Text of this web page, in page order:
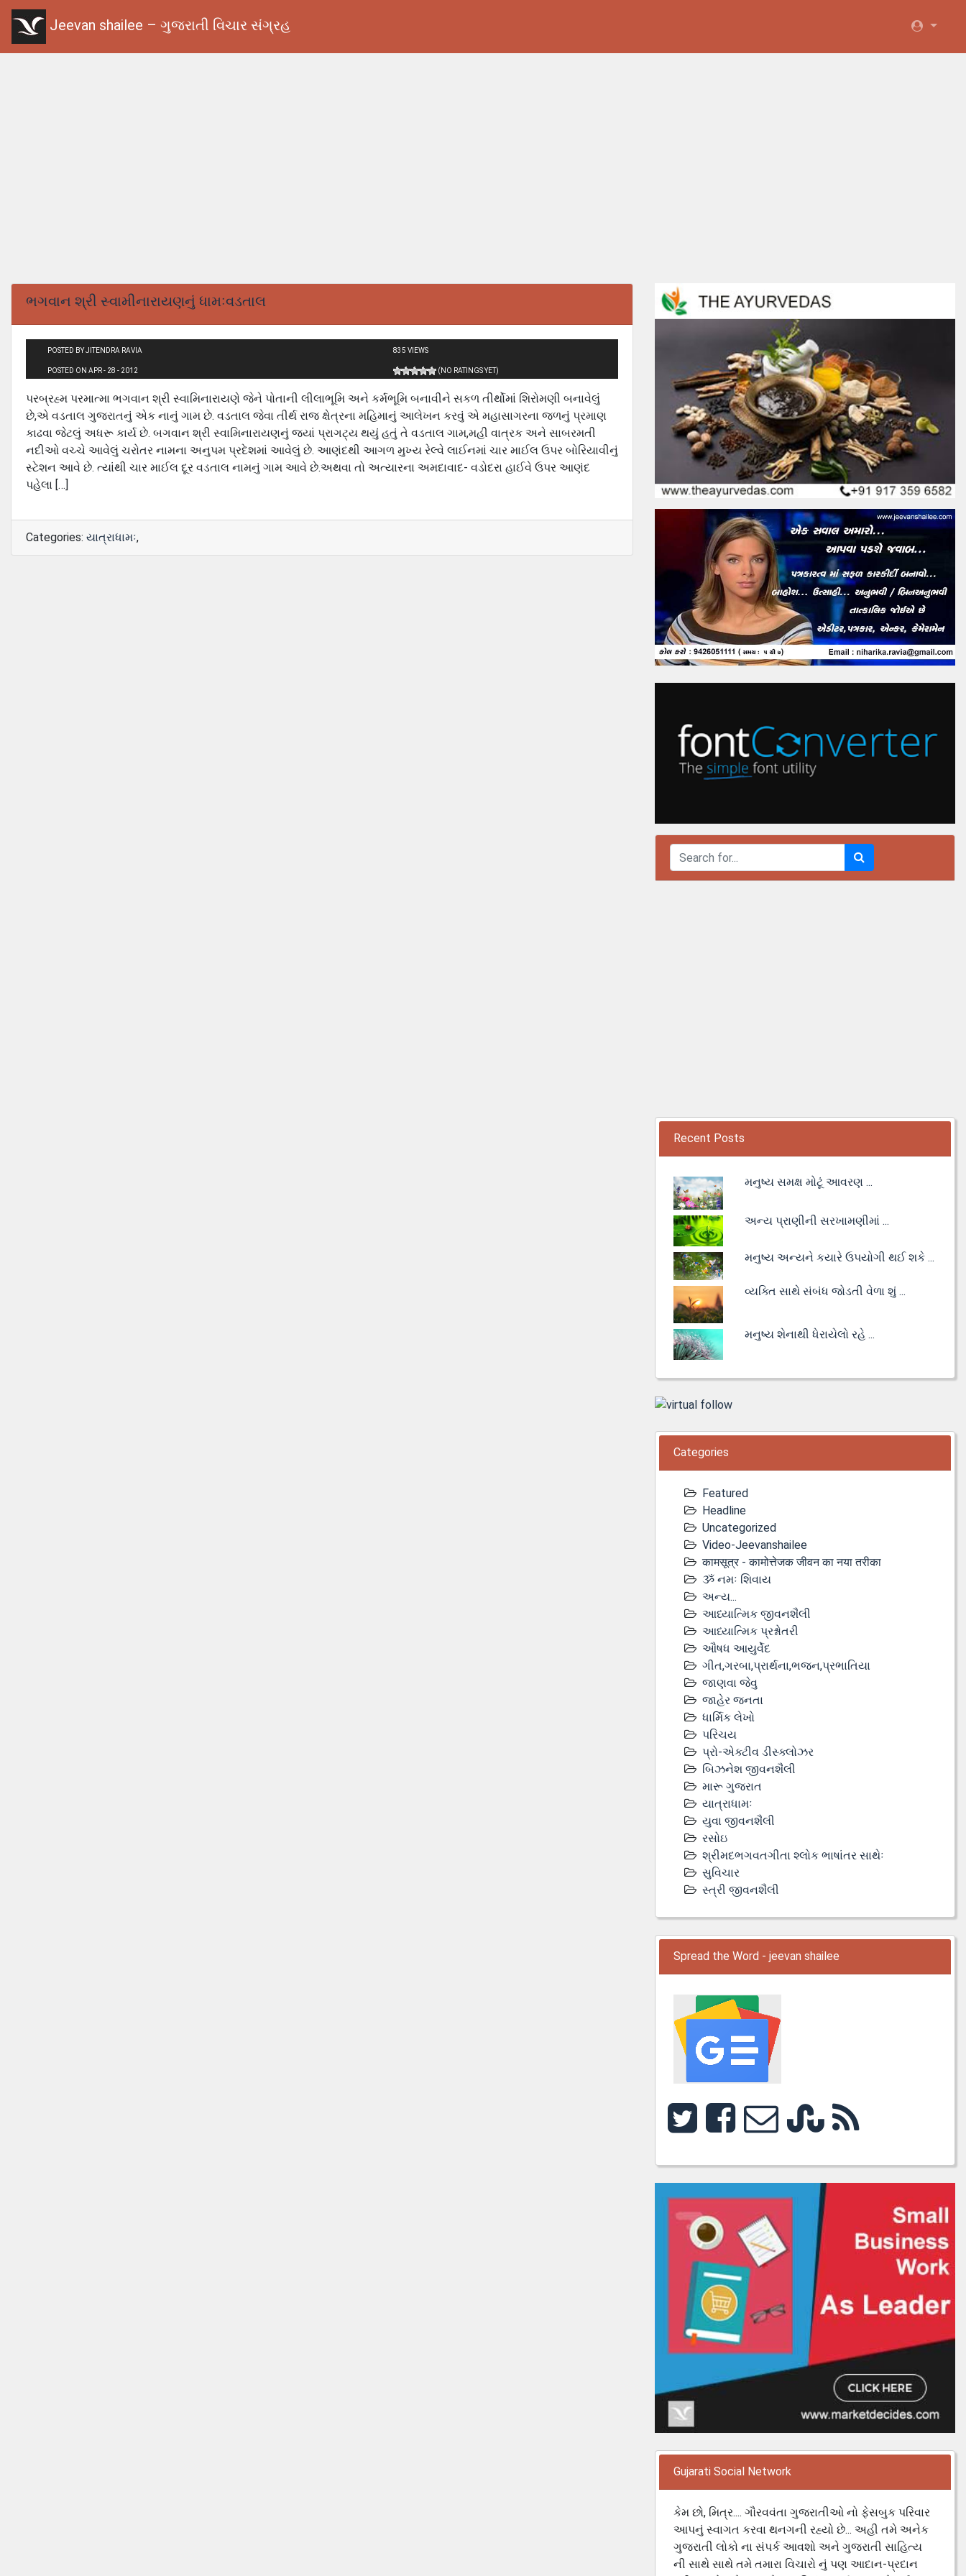
Jeevan shailee – ગુજરાતી વિચાર સંગ્રહ
ભગવાન શ્રી સ્વામીનારાયણનું ધામઃવડતાલ
POSTED BY JITENDRA RAVIA
POSTED ON APR - 28 - 2012
835 VIEWS
(NO RATINGS YET)
પરબ્રહ્મ પરમાત્મા ભગવાન શ્રી સ્વામિનારાયણે જેને પોતાની લીલાભૂમિ અને કર્મભૂમિ બનાવીને સકળ તીર્થોમાં શિરોમણી બનાવેલું
છે,એ વડતાલ ગુજરાતનું એક નાનું ગામ છે. વડતાલ જેવા તીર્થ રાજ ક્ષેત્રના મહિમાનું આલેખન કરવું એ મહાસાગરના જળનું પ્રમાણ
કાઢવા જેટલું અધરૂ કાર્ય છે. બગવાન શ્રી સ્વામિનારાયણનું જ્યાં પ્રાગટ્ય થયું હતું તે વડતાલ ગામ,મહી વાત્રક અને સાબરમતી
નદીઓ વચ્ચે આવેલું ચરોતર નામના અનુપમ પ્રદેશમાં આવેલું છે. આણંદથી આગળ મુખ્ય રેલ્વે લાઈનમાં ચાર માઈલ ઉપર બોરિયાવીનું
સ્ટેશન આવે છે. ત્યાંથી ચાર માઈલ દૂર વડતાલ નામનું ગામ આવે છે.અથવા તો અત્યારના અમદાવાદ- વડોદરા હાઈવે ઉપર આણંદ
પહેલા […]
Categories: યાત્રાધામઃ,
Recent Posts
મનુષ્ય સમક્ષ મોટૂં આવરણ ...
અન્ય પ્રાણીની સરખામણીમાં ...
મનુષ્ય અન્યને કયારે ઉપયોગી થઈ શકે ...
વ્યક્તિ સાથે સંબંધ જોડતી વેળા શું ...
મનુષ્ય શેનાથી ધેરાયેલો રહે ...
Categories
Featured
Headline
Uncategorized
Video-Jeevanshailee
कामसूत्र - कामोत्तेजक जीवन का नया तरीका
ૐ નમઃ શિવાય
અન્ય...
આધ્યાત્મિક જીવનશૈલી
આધ્યાત્મિક પ્રશ્નોતરી
ઔષધ આયુર્વેદ
ગીત,ગરબા,પ્રાર્થના,ભજન,પ્રભાતિયા
જાણવા જેવુ
જાહેર જનતા
ધાર્મિક લેખો
પરિચય
પ્રો-એક્ટીવ ડીસ્‍ક્લોઝર
બિઝનેશ જીવનશૈલી
મારૂ ગુજરાત
યાત્રાધામઃ
યુવા જીવનશૈલી
રસોઇ
શ્રીમદભગવતગીતા શ્લોક ભાષાંતર સાથેઃ
સુવિચાર
સ્ત્રી જીવનશૈલી
Spread the Word - jeevan shailee
Gujarati Social Network
કેમ છો, મિત્ર.... ગૌરવવંતા ગુજરાતીઓ નો ફેસબુક પરિવાર
આપનું સ્વાગત કરવા થનગની રહ્યો છે... અહી તમે અનેક
ગુજરાતી લોકો ના સંપર્ક આવશો અને ગુજરાતી સાહિત્ય
ની સાથે સાથે તમે તમારા વિચારો નું પણ આદાન-પ્રદાન